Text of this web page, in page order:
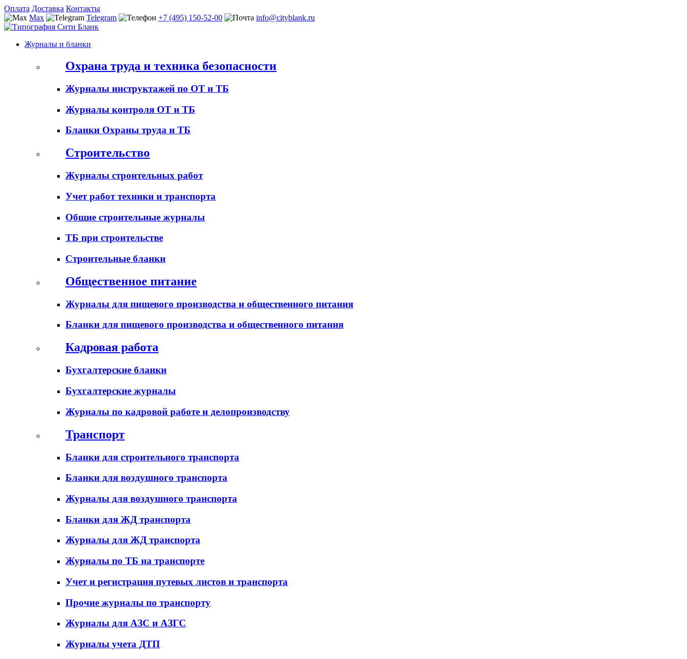
Оплата Доставка Контакты
Max
Telegram +7 (495) 150-52-00 info@cityblank.ru
Журналы и бланки
Охрана труда и техника безопасности
Журналы инструктажей по ОТ и ТБ
Журналы контроля ОТ и ТБ
Бланки Охраны труда и ТБ
Строительство
Журналы строительных работ
Учет работ техники и транспорта
Общие строительные журналы
ТБ при строительстве
Строительные бланки
Общественное питание
Журналы для пищевого производства и общественного питания
Бланки для пищевого производства и общественного питания
Кадровая работа
Бухгалтерские бланки
Бухгалтерские журналы
Журналы по кадровой работе и делопроизводству
Транспорт
Бланки для строительного транспорта
Бланки для воздушного транспорта
Журналы для воздушного транспорта
Бланки для ЖД транспорта
Журналы для ЖД транспорта
Журналы по ТБ на транспорте
Учет и регистрация путевых листов и транспорта
Прочие журналы по транспорту
Журналы для АЗС и АЗГС
Журналы учета ДТП